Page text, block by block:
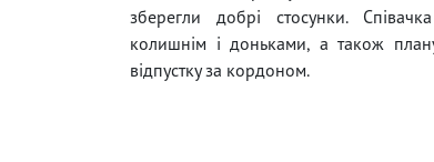
зберегли добрі стосунки.
колишнім і доньками, а також
відпустку за кордоном.